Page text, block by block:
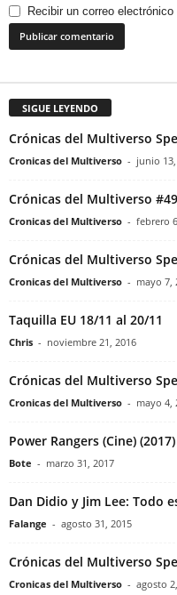
Recibir un correo
SIGUE LEYENDO
Crónicas del Multiverso
Cronicas del Multiverso - junio
Crónicas del Multiverso
Cronicas del Multiverso - febrero
Crónicas del Multiverso
Cronicas del Multiverso - mayo 7,
Taquilla EU 18/11 al 20/11
Chris - noviembre 21, 2016
Crónicas del Multiverso
Cronicas del Multiverso - mayo 4,
Power Rangers (Cine) (2017)
Bote - marzo 31, 2017
Dan Didio y Jim Lee: Todo
Falange - agosto 31, 2015
Crónicas del Multiverso
Cronicas del Multiverso - agosto